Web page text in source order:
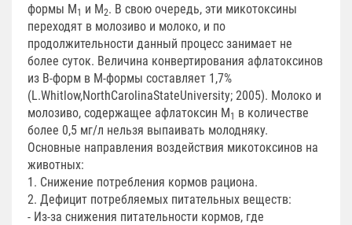
формы М1 и М2. В свою очередь, эти микотоксины
переходят в молозиво и молоко, и по
продолжительности данный процесс занимает не
более суток. Величина конвертирования афлатоксинов
из В-форм в М-формы составляет 1,7%
(L.Whitlow,NorthCarolinaStateUniversity; 2005). Молоко и
молозиво, содержащее афлатоксин М1 в количестве
более 0,5 мг/л нельзя выпаивать молодняку.
Основные направления воздействия микотоксинов на
животных:
1. Снижение потребления кормов рациона.
2. Дефицит потребляемых питательных веществ:
- Из-за снижения питательности кормов, где